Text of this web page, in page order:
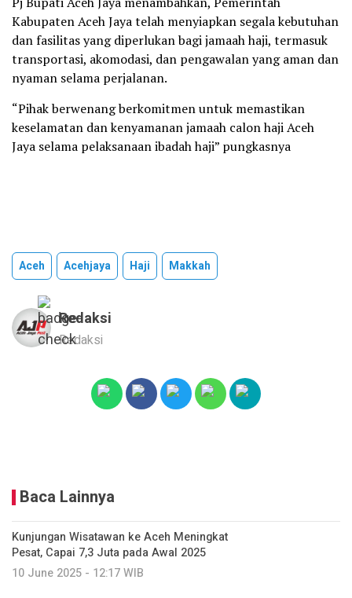
Kabupaten Aceh Jaya telah menyiapkan segala kebutuhan
dan fasilitas yang diperlukan bagi jamaah haji, termasuk
transportasi, akomodasi, dan pengawalan yang aman dan
nyaman selama perjalanan.
“Pihak berwenang berkomitmen untuk memastikan
keselamatan dan kenyamanan jamaah calon haji Aceh
Jaya selama pelaksanaan ibadah haji” pungkasnya
Aceh Acehjaya Haji Makkah
Redaksi
Redaksi
Baca Lainnya
Kunjungan Wisatawan ke Aceh Meningkat
Pesat, Capai 7,3 Juta pada Awal 2025
10 June 2025 - 12:17 WIB